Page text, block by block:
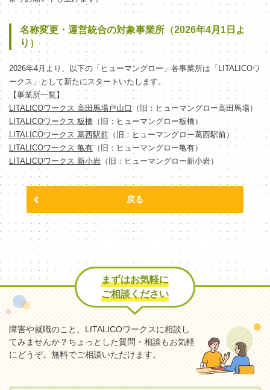
名称変更・運営統合の対象事業所（2026年4月1日よ
り）
2026年4月より、以下の「ヒューマングロー」各事業所は「LITALICOワ
ークス」として新たにスタートいたします。
【事業所一覧】
LITALICOワークス 高田馬場戸山口 （旧：ヒューマングロー高田馬場）
LITALICOワークス 板橋（旧：ヒューマングロー板橋）
LITALICOワークス 葛西駅前 （旧：ヒューマングロー葛西駅前）
LITALICOワークス 亀有（旧：ヒューマングロー亀有）
LITALICOワークス 新小岩（旧：ヒューマングロー新小岩）
戻る
まずはお気軽に
ご相談ください
障害や就職のこと、LITALICOワークスに相談し
てみませんか？ちょっとした質問・相談もお気軽
にどうぞ。無料でご相談いただけます。